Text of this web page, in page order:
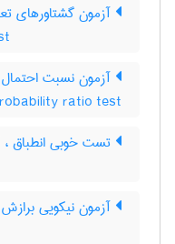
آزمون گشتاورهای
آزمون نسبت احتمال
ratio test
تست خوبی انطباق ،
آزمون نیکویی برازش